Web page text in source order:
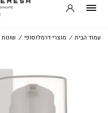
עמוד הבית / מוצרי דרמלוסופי / שונות